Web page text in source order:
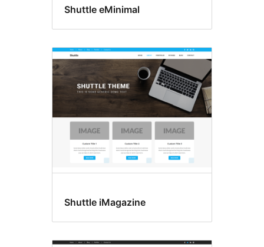
Shuttle eMinimal
Shuttle iMagazine